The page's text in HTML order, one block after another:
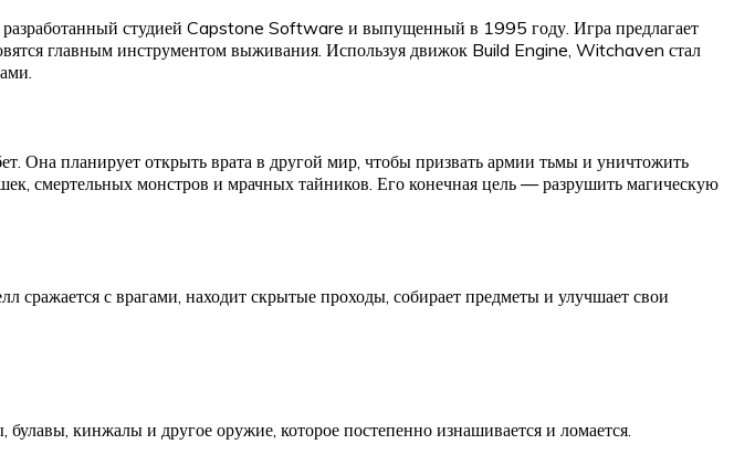
студией Capstone Software и выпущенный в 1995 году. Игра предлагает
главным инструментом выживания. Используя движок Build Engine, Witchaven стал
Она планирует открыть врата в другой мир, чтобы призвать армии тьмы и уничтожить
смертельных монстров и мрачных тайников. Его конечная цель — разрушить магическую
с врагами, находит скрытые проходы, собирает предметы и улучшает свои
кинжалы и другое оружие, которое постепенно изнашивается и ломается.